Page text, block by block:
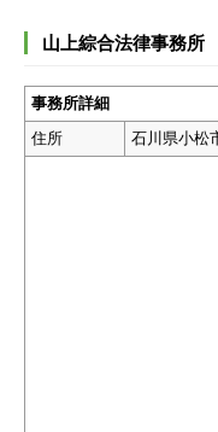
山上綜合法律事務所
事務所詳細
住所
石川県小松